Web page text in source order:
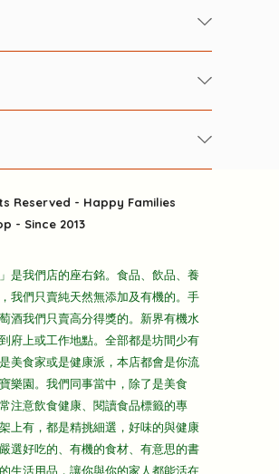
新鮮蔬果
飲品
東西
價
食雜誌
Reserved - Happy Families
- Since 2013
」是我們店的座右銘。食品、飲品、養
我們只賣純天然無添加及有機的。手
酒我們只賣高分得獎的。新界有機水
府上或工作地點。全部都是坊間少有
美食家或是健康派，本店都會是你流
樂園。我們同事當中，除了是美食
注意飲食健康、閱讀食品標籤的專
上有，都是精挑細選，好味的與健康
選好吃的、有機的食材、有意思的書
生活用品，讓你與你的家人都能活在